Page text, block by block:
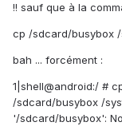
!! sauf que à la
cp /sdcard/busybox
bah ... forcément :
1|shell@android:/ #
/sdcard/busybox /
'/sdcard/busybox':